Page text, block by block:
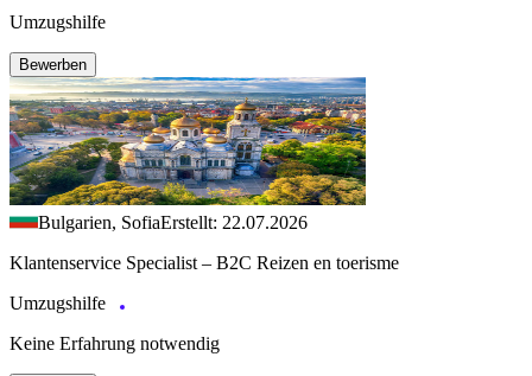
Umzugshilfe
Bewerben
Bulgarien, SofiaErstellt: 22.07.2026
Klantenservice Specialist – B2C Reizen en toerisme
Umzugshilfe
Keine Erfahrung notwendig